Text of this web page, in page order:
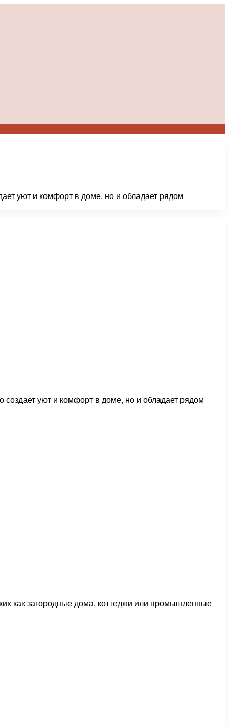
уют и комфорт в доме, но и обладает рядом
создает уют и комфорт в доме, но и обладает рядом
как загородные дома, коттеджи или промышленные